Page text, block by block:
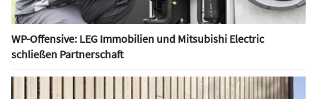
WP-Offensive: LEG Immobilien und Mitsubishi Electric
schließen Partnerschaft